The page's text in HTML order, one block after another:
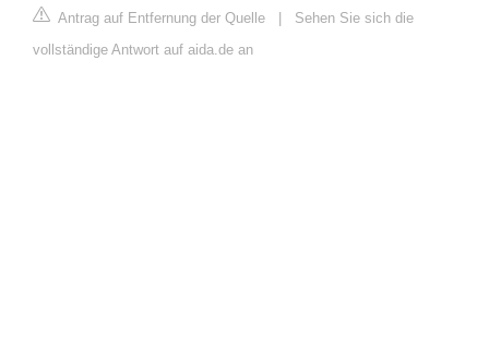
Antrag auf Entfernung der Quelle | Sehen Sie sich die
vollständige Antwort auf aida.de an